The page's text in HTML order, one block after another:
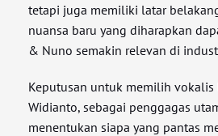
tetapi juga memiliki latar
nuansa baru yang diharapkan
& Nuno semakin relevan di
Keputusan untuk memilih vokalis
Widianto, sebagai penggagas
menentukan siapa yang pantas